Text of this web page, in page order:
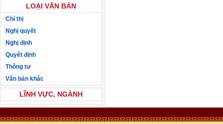
LOẠI VĂN BẢN
Chỉ thị
Nghị quyết
Nghị định
Quyết định
Thông tư
Văn bản khác
LĨNH VỰC, NGÀNH